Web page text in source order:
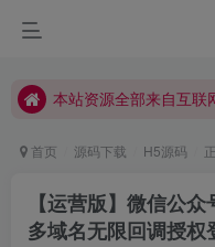
本站资源全部来自互联
首页 源码下载 H5源码
【运营版】微信公
多域名无限回调授权